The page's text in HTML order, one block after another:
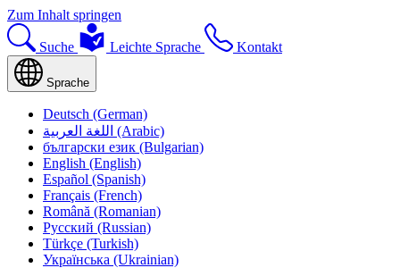
Zum Inhalt springen
Suche Leichte Sprache Kontakt
Sprache
Deutsch (German)
اللغة العربية (Arabic)
български език (Bulgarian)
English (English)
Español (Spanish)
Français (French)
Română (Romanian)
Русский (Russian)
Türkçe (Turkish)
Українська (Ukrainian)